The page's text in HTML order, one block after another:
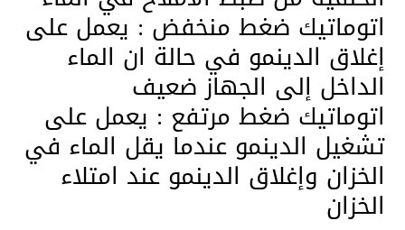
اتوماتيك ضغط منخفض : يعمل على
إغلاق الدينمو في حالة ان الماء
الداخل إلى الجهاز ضعيف
اتوماتيك ضغط مرتفع : يعمل على
تشغيل الدينمو عندما يقل الماء في
الخزان وإغلاق الدينمو عند امتلاء
الخزان